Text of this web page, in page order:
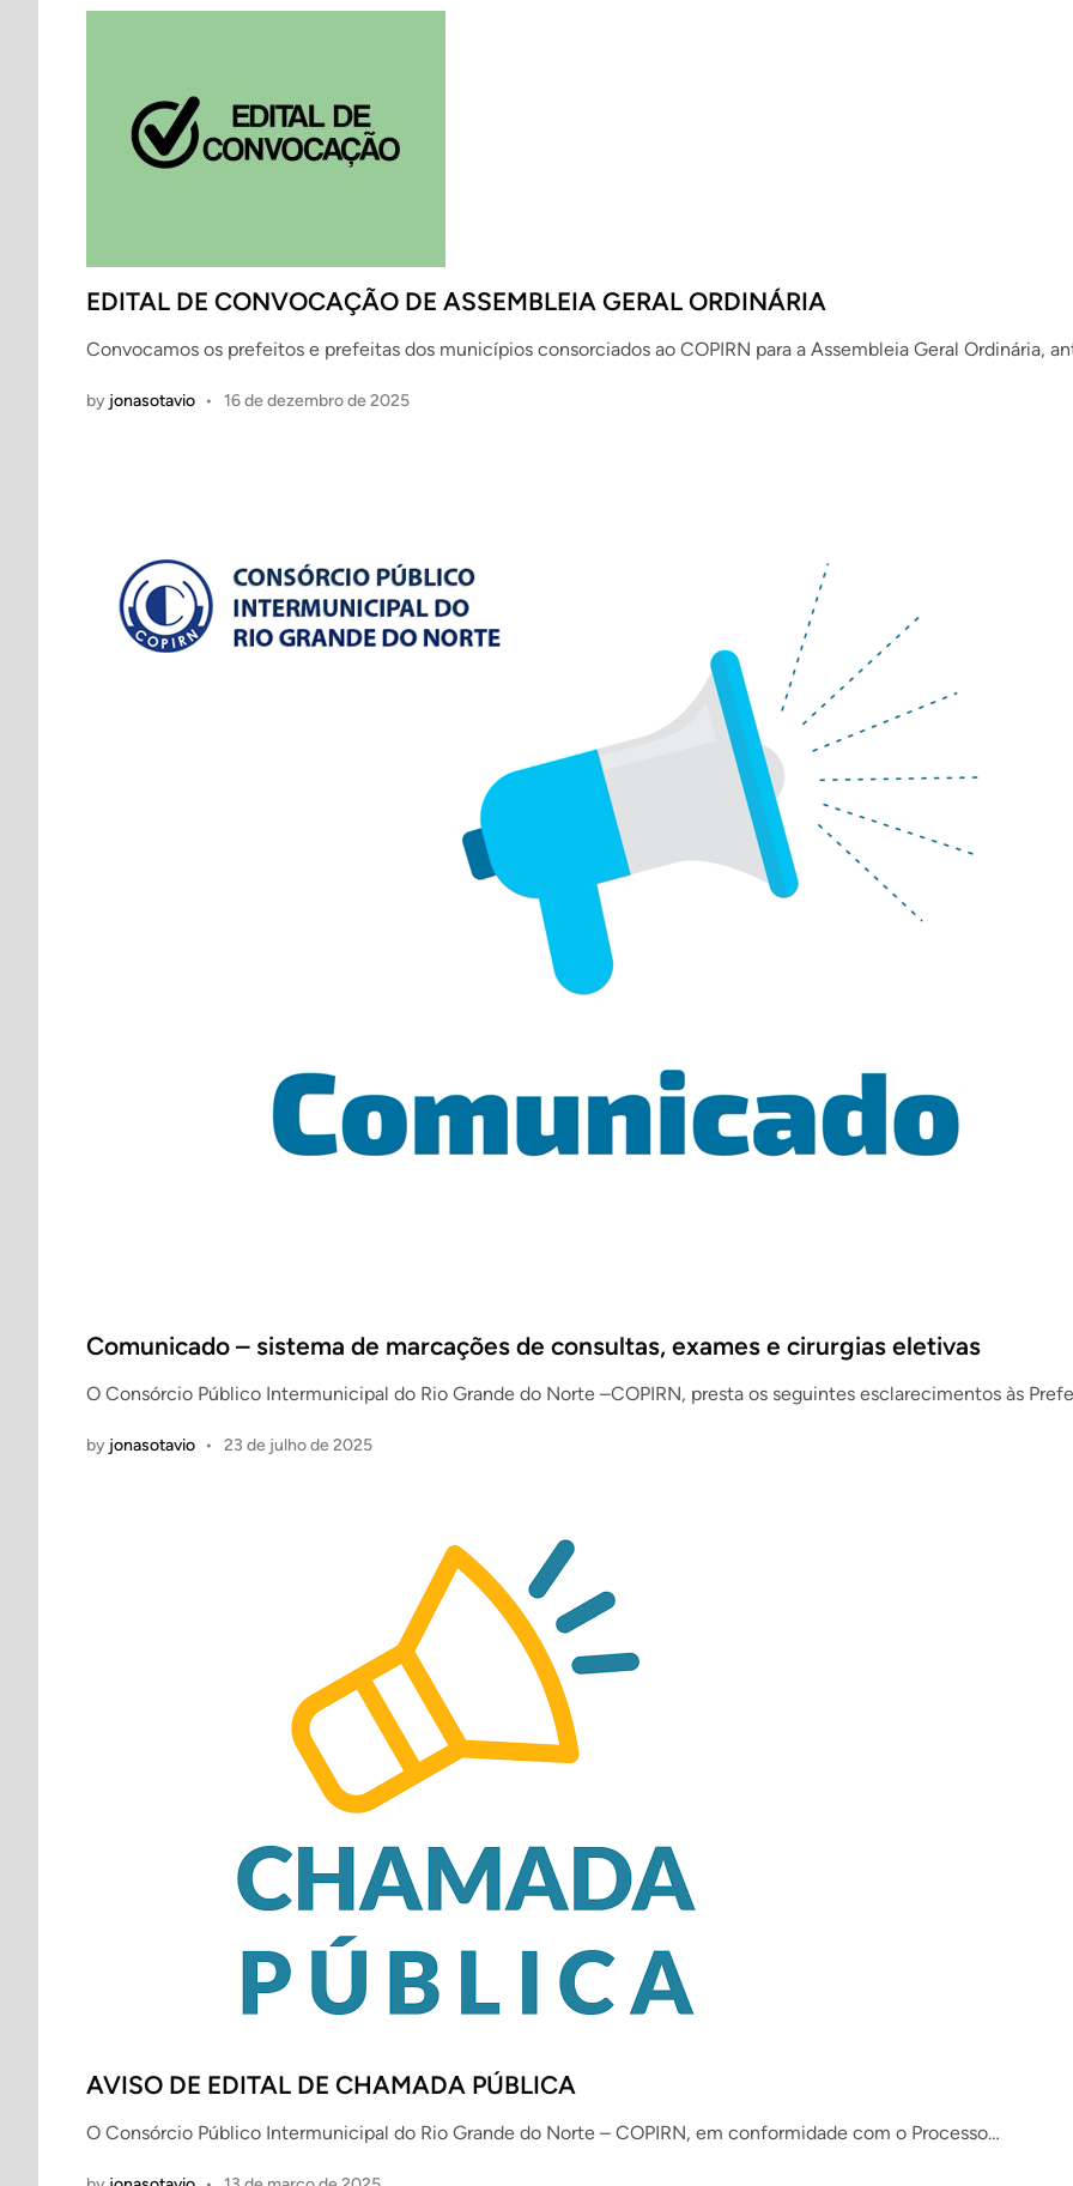
EDITAL DE CONVOCAÇÃO DE ASSEMBLEIA GERAL ORDINÁRIA
Convocamos os prefeitos e prefeitas dos municípios consorciados ao COPIRN para a Assembleia Geral Ordinária,
by jonasotavio • 16 de dezembro de 2025
Comunicado – sistema de marcações de consultas, exames e cirurgias eletivas
O Consórcio Público Intermunicipal do Rio Grande do Norte –COPIRN, presta os seguintes esclarecimentos às
by jonasotavio • 23 de julho de 2025
AVISO DE EDITAL DE CHAMADA PÚBLICA
O Consórcio Público Intermunicipal do Rio Grande do Norte – COPIRN, em conformidade com o Processo…